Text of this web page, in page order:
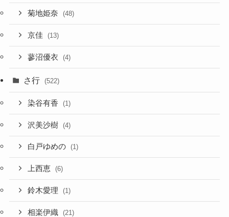
菊地姫奈 (48)
京佳 (13)
蓼沼優衣 (4)
さ行 (522)
染谷有香 (1)
沢美沙樹 (4)
白戸ゆめの (1)
上西恵 (6)
鈴木愛理 (1)
相楽伊織 (21)